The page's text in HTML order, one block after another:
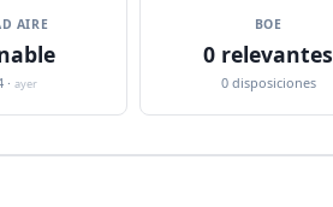
AIRE
·ayer
BOE
0 relevantes
0 disposiciones